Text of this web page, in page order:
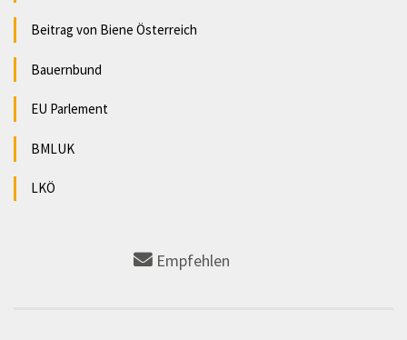
Beitrag von Biene Österreich
Bauernbund
EU Parlement
BMLUK
LKÖ
Empfehlen